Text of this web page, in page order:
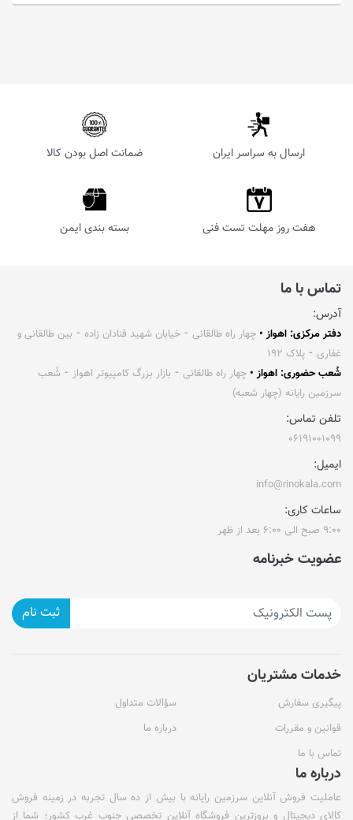
ارسال به سراسر ایران ضمانت اصل بودن کالا
هفت روز مهلت تست فنی بسته بندی ایمن
تماس با ما
آدرس:
دفتر مرکزی: اهواز • چهار راه طالقانی ⁃ خیابان شهید قنادان زاده ⁃ بین طالقانی و
غفاری ⁃ پلاک ۱۹۲
شُعب حضوری: اهواز • چهار راه طالقانی ⁃ بازار بزرگ کامپیوتر اهواز ⁃ شُعب
سرزمین رایانه (چهار شعبه)
تلفن تماس:
۰۶۱۹۱۰۰۱۰۹۹
ایمیل:
info@rinokala.com
ساعات کاری:
۹:۰۰ صبح الی ۶:۰۰ بعد از ظهر
عضویت خبرنامه
ثبت نام
خدمات مشتریان
پیگیری سفارش
سؤالات متداول
قوانین و مقررات
درباره ما
تماس با ما
درباره ما
عاملیت فروش آنلاین سرزمین رایانه با بیش از ده سال تجربه در زمینه فروش
کالای دیجیتال و بروزترین فروشگاه آنلاین تخصصی جنوب غرب کشور؛ شما از